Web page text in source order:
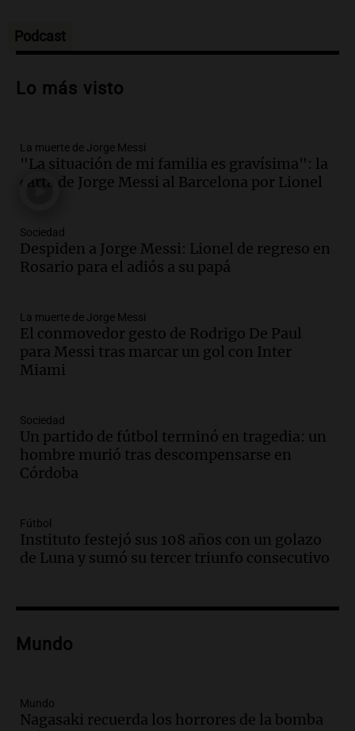
Audio.Trágico accidente en Mendoza:
vehículos desde un puente
Audio.Tragedia en Mendoza: un muerto
y cinco heridos tras caer dos autos desde
un puente
Audio.Messi llegará esta noche a
Rosario para acompañar a su familia
Episodios
Audio.Ley de Propiedad Privada: el revés
en el Congreso expuso una debilidad
comunicacional del Gobierno
Episodios
Audio.Casabindo se prepara para una
celebración única: 30.000 turistas y el
tradicional Toreo de la Vincha
Audio.Borges, abogada de Pourrain:
"Tres hombres se lo llevaron para
hacerle preguntas y nunca regresó"
Episodios
metros del río Suquía y retiraron hasta
Episodios
Audio.La historia de la servilleta que
Podcast
Lo más visto
La muerte de Jorge Messi
"La situación de mi familia es gravísima": la
carta de Jorge Messi al Barcelona por Lionel
Sociedad
Despiden a Jorge Messi: Lionel de regreso en
Rosario para el adiós a su papá
La muerte de Jorge Messi
El conmovedor gesto de Rodrigo De Paul
para Messi tras marcar un gol con Inter
Miami
Sociedad
Un partido de fútbol terminó en tragedia: un
hombre murió tras descompensarse en
Córdoba
Fútbol
Instituto festejó sus 108 años con un golazo
de Luna y sumó su tercer triunfo consecutivo
Mundo
Mundo
Nagasaki recuerda los horrores de la bomba